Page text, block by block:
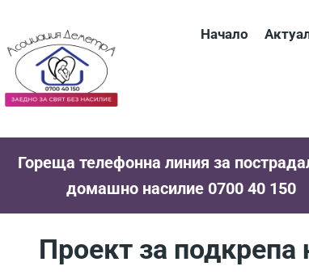
Начало
Гореща телефонна линия за
домашно насилие 0700 40 150
Проект за